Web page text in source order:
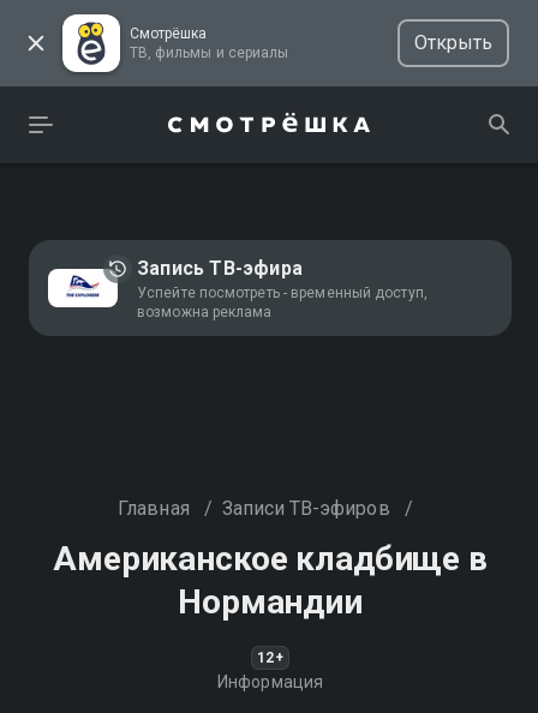
Смотрёшка
ТВ, фильмы и сериалы
Открыть
Запись ТВ-эфира
Успейте посмотреть - временный доступ,
возможна реклама
Главная / Записи ТВ-эфиров /
Американское кладбище в
Нормандии
12+
Информация